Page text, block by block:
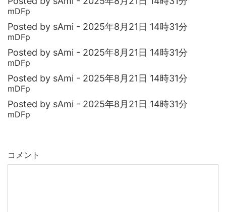
mDFp
Posted by sAmi - 2025年8月21日 14時31分
mDFp
Posted by sAmi - 2025年8月21日 14時31分
mDFp
Posted by sAmi - 2025年8月21日 14時31分
mDFp
Posted by sAmi - 2025年8月21日 14時31分
mDFp
コメント